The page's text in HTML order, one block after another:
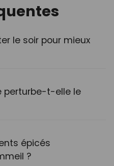
le soir pour mieux
perturbe-t-elle le
épicés
?